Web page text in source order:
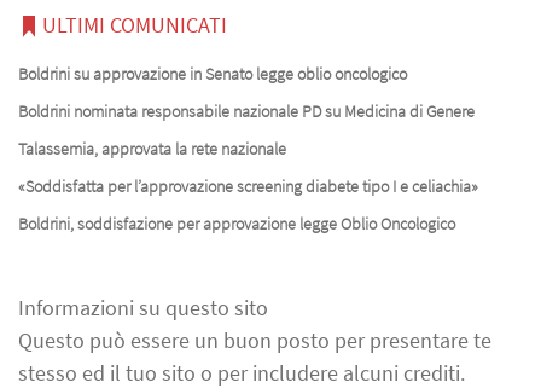
ULTIMI COMUNICATI
Boldrini su approvazione in Senato legge oblio oncologico
Boldrini nominata responsabile nazionale PD su Medicina di Genere
Talassemia, approvata la rete nazionale
«Soddisfatta per l’approvazione screening diabete tipo I e celiachia»
Boldrini, soddisfazione per approvazione legge Oblio Oncologico
Informazioni su questo sito
Questo può essere un buon posto per presentare te
stesso ed il tuo sito o per includere alcuni crediti.